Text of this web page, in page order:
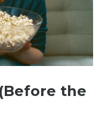
the